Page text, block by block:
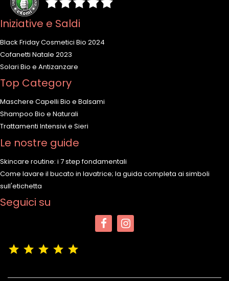
Iniziative e Saldi
Black Friday Cosmetici Bio 2024
Cofanetti Natale 2023
Solari Bio e Antizanzare
Top Category
Maschere Capelli Bio e Balsami
Shampoo Bio e Naturali
Trattamenti Intensivi e Sieri
Le nostre guide
Skincare routine: i 7 step fondamentali
Come lavare il bucato in lavatrice; la guida completa ai simboli
sull'etichetta
Seguici su